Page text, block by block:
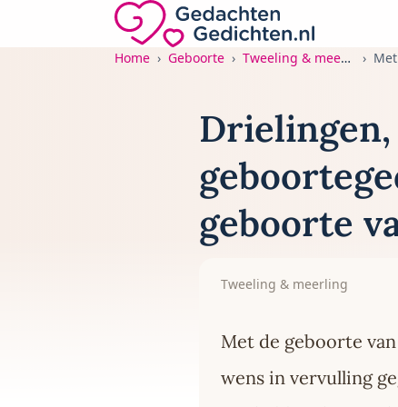
Direct naar de inhoud
Gedachten-Gedichten.nl — naar de
Home Geboorte Tweeling & meerling
geboorte
Tweeling & meerling
Met de geboorte
wens in vervulling